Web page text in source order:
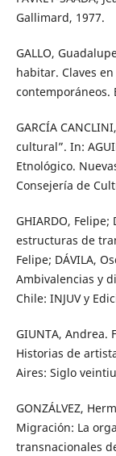
Gallimard, 1977.
GALLO,
habitar. Claves
contemporáneos.
GARCÍA
cultural”. In:
Etnológico.
Consejería de
GHIARDO,
estructuras de
Felipe; DÁVILA,
Ambivalencias y
Chile: INJUV y
GIUNTA, Andrea.
Historias de
Aires: Siglo
GONZÁLVEZ,
Migración: La
transnacionales